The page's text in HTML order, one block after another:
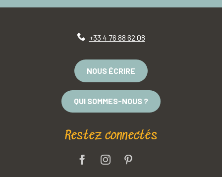
+33 4 76 88 62 08
NOUS ÉCRIRE
QUI SOMMES-NOUS ?
Restez connectés